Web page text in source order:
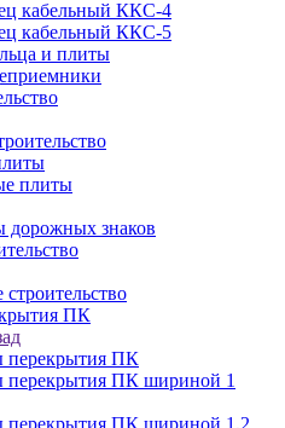
кабельный ККС-4
кабельный ККС-5
и плиты
плиты
дорожных знаков
строительство
ПК
перекрытия ПК
перекрытия ПК шириной 1
перекрытия ПК шириной 1,2